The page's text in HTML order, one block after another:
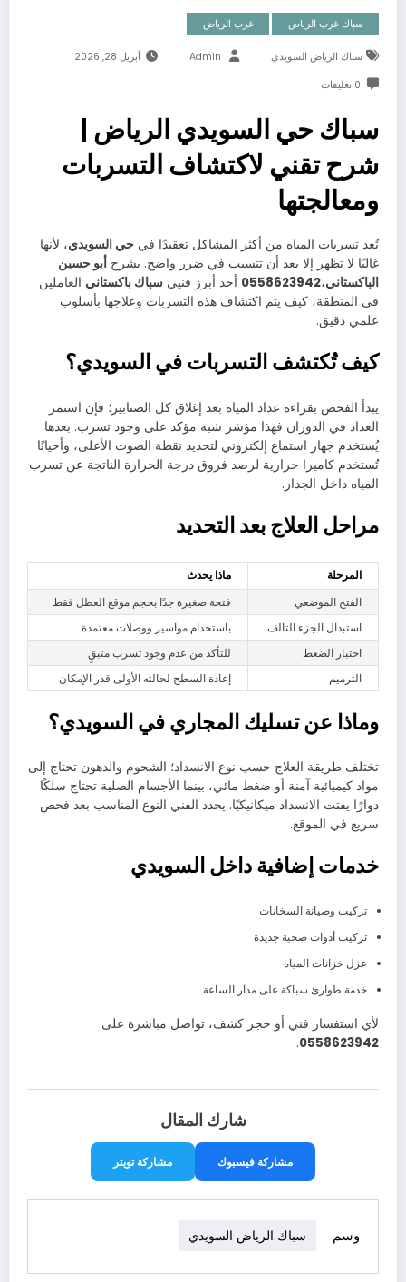
سباك غرب الرياض غرب الرياض
سباك الرياض السويدي Admin أبريل 28, 2026
0 تعليقات
سباك حي السويدي الرياض |
شرح تقني لاكتشاف التسربات
ومعالجتها
تُعد تسربات المياه من أكثر المشاكل تعقيدًا في حي السويدي، لأنها
غالبًا لا تظهر إلا بعد أن تتسبب في ضرر واضح. يشرح أبو حسين
الباكستاني،0558623942 أحد أبرز فنيي سباك باكستاني العاملين
في المنطقة، كيف يتم اكتشاف هذه التسربات وعلاجها بأسلوب
علمي دقيق.
كيف تُكتشف التسربات في السويدي؟
يبدأ الفحص بقراءة عداد المياه بعد إغلاق كل الصنابير؛ فإن استمر
العداد في الدوران فهذا مؤشر شبه مؤكد على وجود تسرب. بعدها
يُستخدم جهاز استماع إلكتروني لتحديد نقطة الصوت الأعلى، وأحيانًا
تُستخدم كاميرا حرارية لرصد فروق درجة الحرارة الناتجة عن تسرب
المياه داخل الجدار.
مراحل العلاج بعد التحديد
المرحلة
ماذا يحدث
الفتح الموضعي
فتحة صغيرة جدًا بحجم موقع العطل فقط
استبدال الجزء التالف
باستخدام مواسير ووصلات معتمدة
اختبار الضغط
للتأكد من عدم وجود تسرب متبقٍ
الترميم
إعادة السطح لحالته الأولى قدر الإمكان
وماذا عن تسليك المجاري في السويدي؟
تختلف طريقة العلاج حسب نوع الانسداد؛ الشحوم والدهون تحتاج إلى
مواد كيميائية آمنة أو ضغط مائي، بينما الأجسام الصلبة تحتاج سلكًا
دوارًا يفتت الانسداد ميكانيكيًا. يحدد الفني النوع المناسب بعد فحص
سريع في الموقع.
خدمات إضافية داخل السويدي
تركيب وصيانة السخانات
تركيب أدوات صحية جديدة
عزل خزانات المياه
خدمة طوارئ سباكة على مدار الساعة
لأي استفسار فني أو حجز كشف، تواصل مباشرة على
0558623942
.
شارك المقال
مشاركة فيسبوك مشاركة تويتر
وسم سباك الرياض السويدي